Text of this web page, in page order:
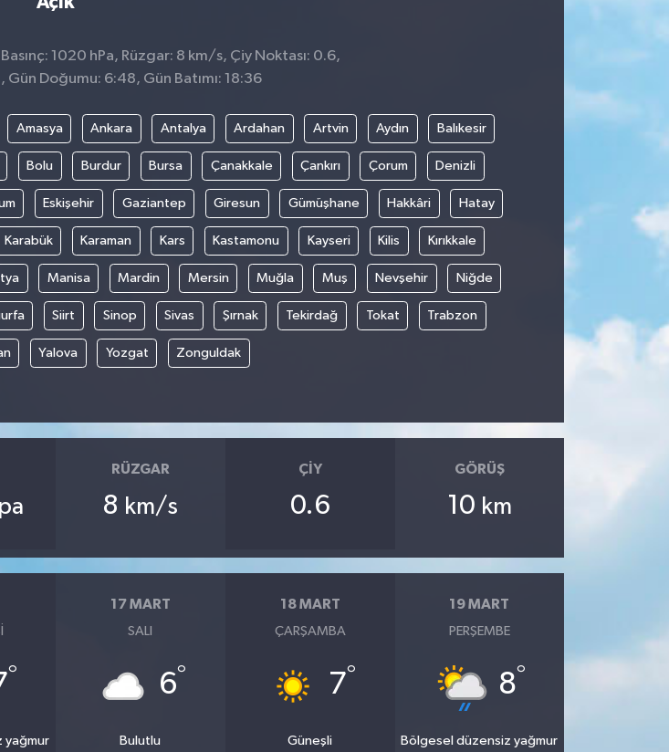
Basınç: 1020 hPa, Rüzgar: 8 km/s, Çiy Noktası: 0.6,
Gün Doğumu: 6:48, Gün Batımı: 18:36
Amasya Ankara Antalya Ardahan Artvin Aydın Balıkesir
Bolu Burdur Bursa Çanakkale Çankırı Çorum Denizli
Eskişehir Gaziantep Giresun Gümüşhane Hakkâri Hatay
Karabük Karaman Kars Kastamonu Kayseri Kilis Kırıkkale
Manisa Mardin Mersin Muğla Muş Nevşehir Niğde
Siirt Sinop Sivas Şırnak Tekirdağ Tokat Trabzon
Yalova Yozgat Zonguldak
RÜZGAR
8 km/s
ÇIY
0.6
GÖRÜŞ
10 km
°
yağmur
17 MART
SALI
6°
Bulutlu
18 MART
ÇARŞAMBA
7°
Güneşli
19 MART
PERŞEMBE
8°
Bölgesel düzensiz yağmur